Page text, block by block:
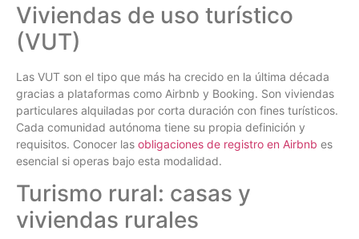
Viviendas de uso turístico
(VUT)
Las VUT son el tipo que más ha crecido en la última década
gracias a plataformas como Airbnb y Booking. Son viviendas
particulares alquiladas por corta duración con fines turísticos.
Cada comunidad autónoma tiene su propia definición y
requisitos. Conocer las obligaciones de registro en Airbnb es
esencial si operas bajo esta modalidad.
Turismo rural: casas y
viviendas rurales